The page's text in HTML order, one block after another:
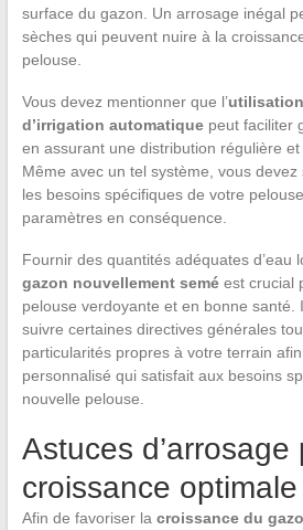
surface du gazon. Un arrosage inégal
sèches qui peuvent nuire à la
pelouse.
Vous devez mentionner que l’
d’irrigation automatiquepeut faciliter
en assurant une distribution régulière et
Même avec un tel système, vous
les besoins spécifiques de votre
paramètres en conséquence.
Fournir des quantités adéquates d’eau
gazon nouvellement seméest crucial
pelouse verdoyante et en bonne santé.
suivre certaines directives générales
particularités propres à votre terrain
personnalisé qui satisfait aux besoins
nouvelle pelouse.
Astuces d’arrosage
croissance
Afin de favoriser la croissance du